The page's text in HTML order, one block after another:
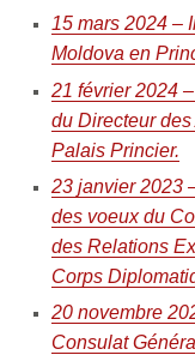
15 mars 2024 –
Moldova en
21 février 2024
du Directeur
Palais Princier.
23 janvier 2023
des voeux du
des Relations
Corps
20 novembre
Consulat